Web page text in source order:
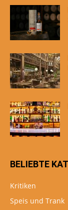
BELIEBTE
Kritiken
Speis und Trank